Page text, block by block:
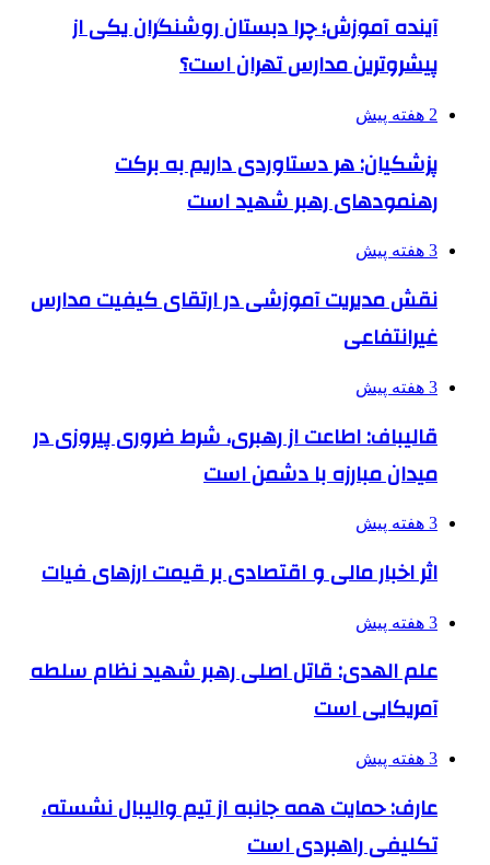
آینده آموزش؛ چرا دبستان روشنگران یکی از
پیشروترین مدارس تهران است؟
2 هفته پیش
پزشکیان: هر دستاوردی داریم به برکت
رهنمودهای رهبر شهید است
3 هفته پیش
نقش مدیریت آموزشی در ارتقای کیفیت مدارس
غیرانتفاعی
3 هفته پیش
قالیباف: اطاعت از رهبری، شرط ضروری پیروزی در
میدان مبارزه با دشمن است
3 هفته پیش
اثر اخبار مالی و اقتصادی بر قیمت ارزهای فیات
3 هفته پیش
علم الهدی: قاتل اصلی رهبر شهید نظام سلطه
آمریکایی است
3 هفته پیش
عارف: حمایت همه جانبه از تیم والیبال نشسته،
تکلیفی راهبردی است